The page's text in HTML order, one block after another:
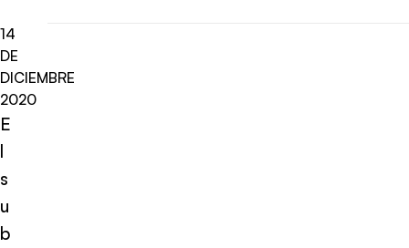
14
DE
DICIEMBRE
2020
E
l
s
u
b